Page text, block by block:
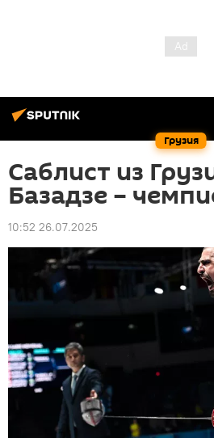
Грузия
Саблист из
Базадзе –
10:52 26.07.2025